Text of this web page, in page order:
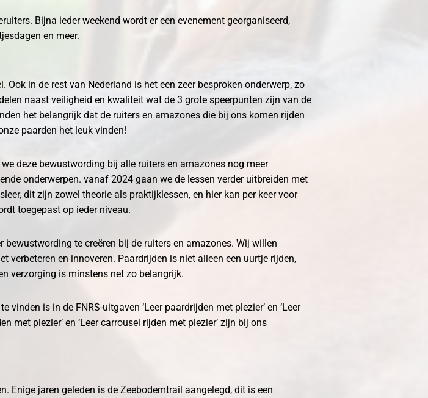
Bijna ieder weekend wordt er een evenement georganiseerd,
en meer.
in de rest van Nederland is het een zeer besproken onderwerp, zo
naast veiligheid en kwaliteit wat de 3 grote speerpunten zijn van de
het belangrijk dat de ruiters en amazones die bij ons komen rijden
paarden het leuk vinden!
deze bewustwording bij alle ruiters en amazones nog meer
onderwerpen. vanaf 2024 gaan we de lessen verder uitbreiden met
dit zijn zowel theorie als praktijklessen, en hier kan per keer voor
toegepast op ieder niveau.
te creëren bij de ruiters en amazones. Wij willen
en innoveren. Paardrijden is niet alleen een uurtje rijden,
verzorging is minstens net zo belangrijk.
is in de FNRS-uitgaven ‘Leer paardrijden met plezier’ en ‘Leer
met plezier’ en ‘Leer carrousel rijden met plezier’ zijn bij ons
Enige jaren geleden is de Zeebodemtrail aangelegd, dit is een